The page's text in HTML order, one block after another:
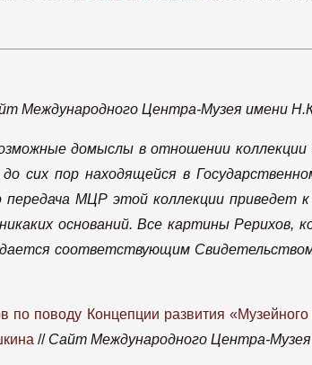
Международного Центра-Музея имени
домыслы в отношении
сих пор находящейся в
МЦР этой коллекции приведет
оснований. Все картины Рерихов,
соответствующим
поводу Концепции развития «Музейного
// Сайт Международного Центра-